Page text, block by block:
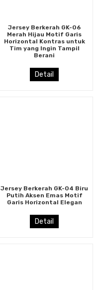
Jersey Berkerah GK-06
Merah Hijau Motif Garis
Horizontal Kontras untuk
Tim yang Ingin Tampil
Berani
Detail
Jersey Berkerah GK-04 Biru
Putih Aksen Emas Motif
Garis Horizontal Elegan
Detail